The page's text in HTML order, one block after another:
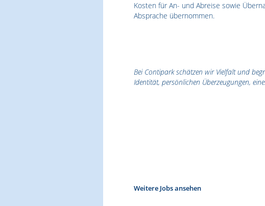
Kosten für An- und Abreise sowie
Absprache übernommen.
Bei Contipark schätzen wir Vielfalt und
Identität, persönlichen Überzeugungen,
Weitere Jobs ansehen